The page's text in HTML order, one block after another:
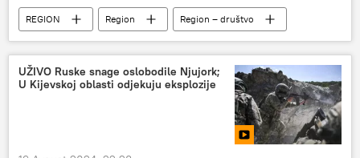
REGION Region
Region – društvo
Hronika
Bosna i Hercegovina (BiH)
UŽIVO Ruske snage oslobodile Njujork;
U Kijevskoj oblasti odjekuju eksplozije